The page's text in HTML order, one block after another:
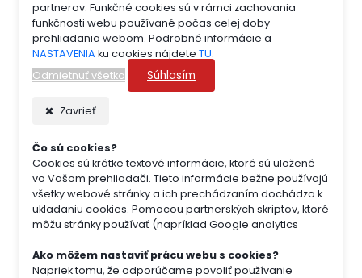
partnerov. Funkčné cookies sú v rámci zachovania
funkčnosti webu používané počas celej doby
prehliadania webom. Podrobné informácie a
NASTAVENIA ku cookies nájdete TU.
Odmietnuť všetko
Súhlasím
Zavrieť
Čo sú cookies?
Cookies sú krátke textové informácie, ktoré sú uložené
vo Vašom prehliadači. Tieto informácie bežne používajú
všetky webové stránky a ich prechádzaním dochádza k
ukladaniu cookies. Pomocou partnerských skriptov, ktoré
môžu stránky používať (napríklad Google analytics
Ako môžem nastaviť prácu webu s cookies?
Napriek tomu, že odporúčame povoliť používanie